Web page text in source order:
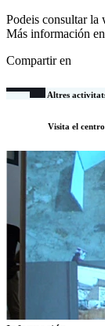
Podeis consultar la
Más información
Compartir en
Altres
Visita el centro